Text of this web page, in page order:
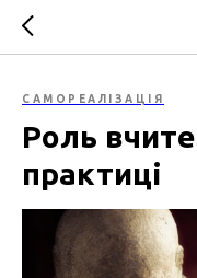
САМОРЕАЛІЗАЦІЯ
Роль
практиці